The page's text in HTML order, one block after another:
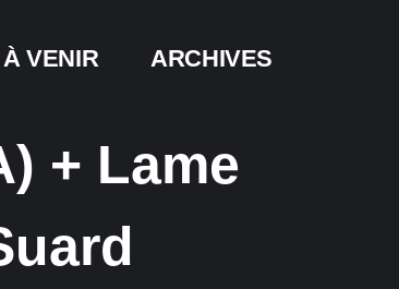
VENIR ARCHIVES
+ Lame